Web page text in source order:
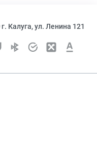
г. Калуга, ул. Ленина 121